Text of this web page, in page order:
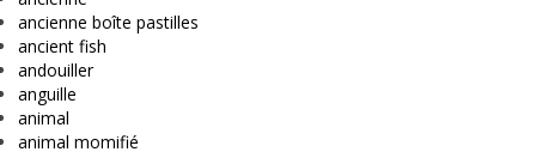
ancienne boîte pastilles
ancient fish
andouiller
anguille
animal
animal momifié